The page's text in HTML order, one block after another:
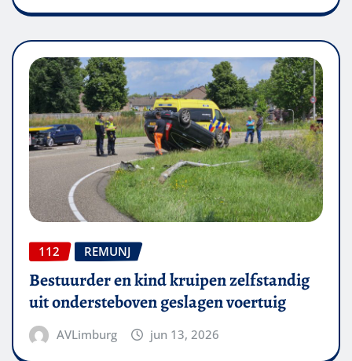
112 REMUNJ
Bestuurder en kind kruipen zelfstandig
uit ondersteboven geslagen voertuig
AVLimburg jun 13, 2026